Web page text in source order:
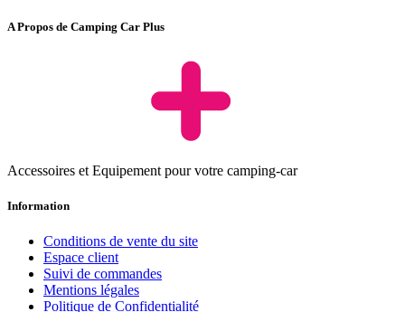
A Propos de Camping Car Plus
Accessoires et Equipement pour votre camping-car
Information
Conditions de vente du site
Espace client
Suivi de commandes
Mentions légales
Politique de Confidentialité